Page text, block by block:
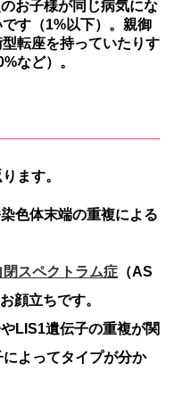
お子様が同じ病気にな
す（1%以下）。親御
転座を持っていたりす
など）。
ます。
色体末端の重複による
閉スペクトラム症 （AS
顔立ちです。
やLIS1遺伝子の重複が関
よってタイプが分か